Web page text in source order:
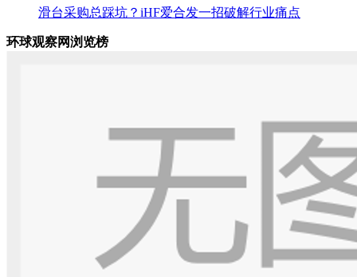
滑台采购总踩坑？iHF爱合发一招破解行业痛点
环球观察网浏览榜